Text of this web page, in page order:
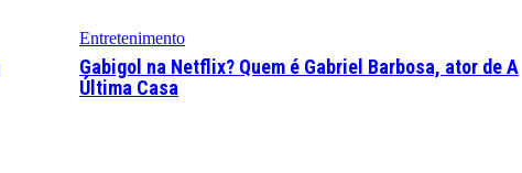
Entretenimento
Gabigol na Netflix? Quem é Gabriel Barbosa, ator de A
Última Casa